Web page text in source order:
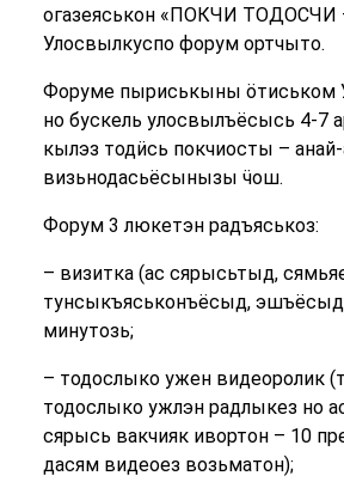
огазеяськон «ПОКЧИ ТОДОСЧИ
Улосвылкуспо форум ортчыто.
Форуме пыриськыны ӧтиськом
но бускель улосвылъёсысь 4-7
кылэз тодӥсь покчиосты –
визьнодасьёсынызы ӵош.
Форум 3 люкетэн радъяськоз:
– визитка (ас сярысьтыд,
тунсыкъяськонъёсыд,
минутозь;
– тодослыко ужен видеоролик
тодослыко ужлэн радлыкез но
сярысь вакчияк ивортон – 10
дасям видеоез возьматон);